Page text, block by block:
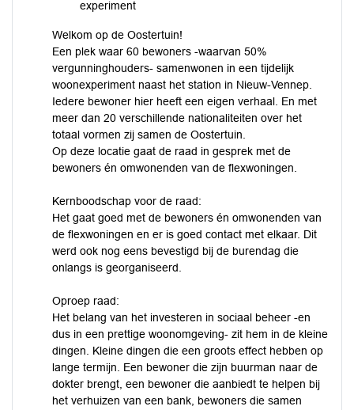
experiment
Welkom op de Oostertuin!
Een plek waar 60 bewoners -waarvan 50%
vergunninghouders- samenwonen in een tijdelijk
woonexperiment naast het station in Nieuw-Vennep.
Iedere bewoner hier heeft een eigen verhaal. En met
meer dan 20 verschillende nationaliteiten over het
totaal vormen zij samen de Oostertuin.
Op deze locatie gaat de raad in gesprek met de
bewoners én omwonenden van de flexwoningen.
Kernboodschap voor de raad:
Het gaat goed met de bewoners én omwonenden van
de flexwoningen en er is goed contact met elkaar. Dit
werd ook nog eens bevestigd bij de burendag die
onlangs is georganiseerd.
Oproep raad:
Het belang van het investeren in sociaal beheer -en
dus in een prettige woonomgeving- zit hem in de kleine
dingen. Kleine dingen die een groots effect hebben op
lange termijn. Een bewoner die zijn buurman naar de
dokter brengt, een bewoner die aanbiedt te helpen bij
het verhuizen van een bank, bewoners die samen